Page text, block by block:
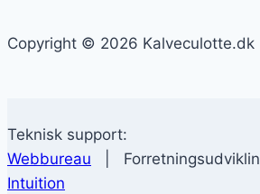
Copyright © 2026 Kalveculotte.dk
Teknisk support:
Webbureau |
Intuition